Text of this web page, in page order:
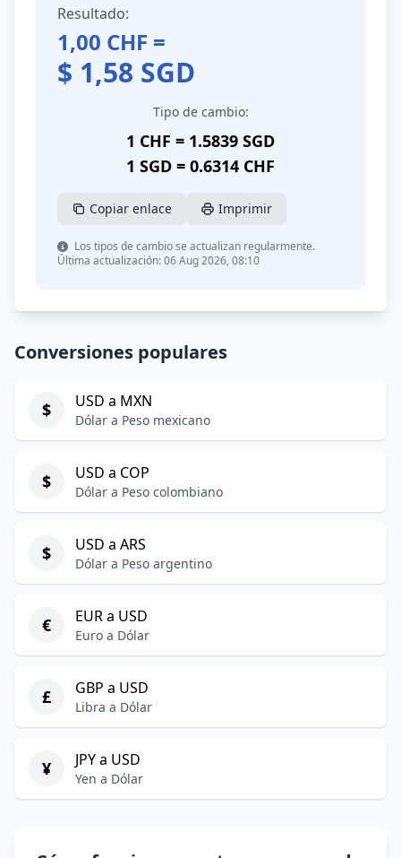
Resultado:
1,00 CHF =
$ 1,58 SGD
Tipo de cambio:
1 CHF = 1.5839 SGD
1 SGD = 0.6314 CHF
Copiar enlace Imprimir
Los tipos de cambio se actualizan regularmente.
Última actualización: 06 Aug 2026, 08:10
Conversiones populares
$ USD a MXN
Dólar a Peso mexicano
$ USD a COP
Dólar a Peso colombiano
$ USD a ARS
Dólar a Peso argentino
€ EUR a USD
Euro a Dólar
£ GBP a USD
Libra a Dólar
¥ JPY a USD
Yen a Dólar